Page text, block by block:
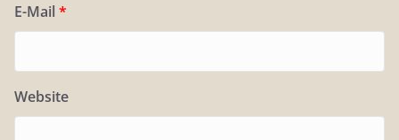
E-Mail *
Website